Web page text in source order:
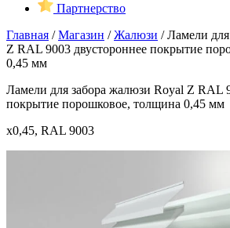
Партнерство
Главная /Магазин /Жалюзи /Ламели
Z RAL 9003 двустороннее покрытие
0,45 мм
Ламели для забора жалюзи Royal Z RAL
покрытие порошковое, толщина 0,45 мм
x0,45, RAL 9003